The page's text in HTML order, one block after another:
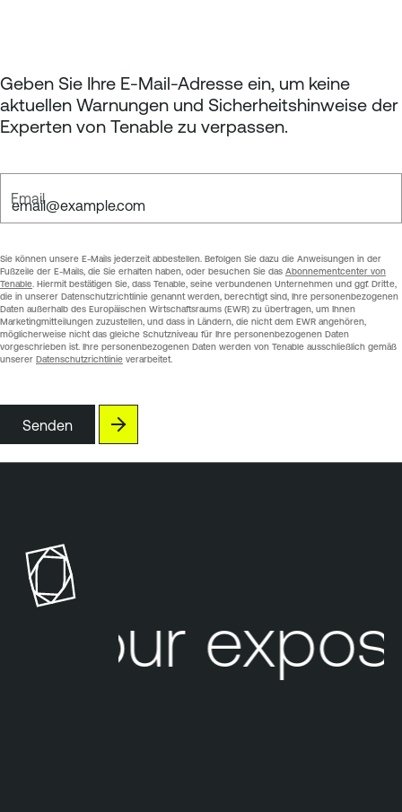
Geben Sie Ihre E-Mail-Adresse ein, um keine
aktuellen Warnungen und Sicherheitshinweise der
Experten von Tenable zu verpassen.
Email
Sie können unsere E-Mails jederzeit abbestellen. Befolgen Sie dazu die Anweisungen in der
Fußzeile der E-Mails, die Sie erhalten haben, oder besuchen Sie das Abonnementcenter von
Tenable . Hiermit bestätigen Sie, dass Tenable, seine verbundenen Unternehmen und ggf. Dritte,
die in unserer Datenschutzrichtlinie genannt werden, berechtigt sind, Ihre personenbezogenen
Daten außerhalb des Europäischen Wirtschaftsraums (EWR) zu übertragen, um Ihnen
Marketingmitteilungen zuzustellen, und dass in Ländern, die nicht dem EWR angehören,
möglicherweise nicht das gleiche Schutzniveau für Ihre personenbezogenen Daten
vorgeschrieben ist. Ihre personenbezogenen Daten werden von Tenable ausschließlich gemäß
unserer Datenschutzrichtlinie verarbeitet.
Senden
Your